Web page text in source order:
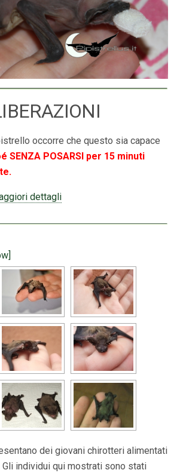
occorre che questo sia capace
SENZA POSARSI per 15 minuti
dettagli
dei giovani chirotteri alimentati
individui qui mostrati sono stati